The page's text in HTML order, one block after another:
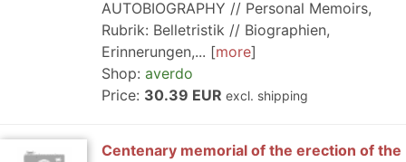
AUTOBIOGRAPHY // Personal Memoirs,
Rubrik: Belletristik // Biographien,
Erinnerungen,...
more
Shop: averdo
Price: 30.39 EUR excl. shipping
Centenary memorial of the erection of the